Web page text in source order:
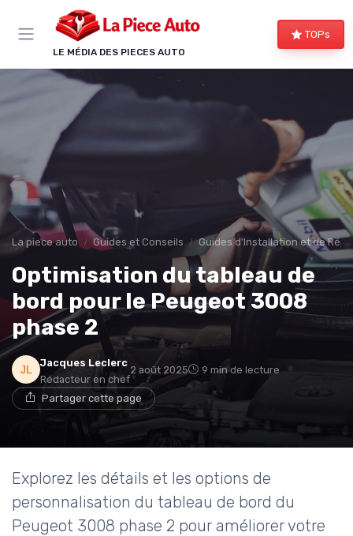
LE MÉDIA DES PIECES AUTO
TOPs
La piece auto Guides et Conseils Guides d'Installation et de
Optimisation du tableau de
bord pour le Peugeot 3008
phase 2
Jacques Leclerc
Rédacteur en chef
2 août 2025 9 min de lecture
Partager cette page
Explorez les détails et les options de
personnalisation du tableau de bord du
Peugeot 3008 phase 2 pour améliorer votre
Panneau de gestion des cookies